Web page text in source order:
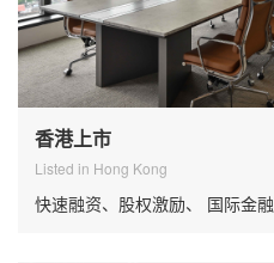
香港上市
Listed in Hong Kong
快速融资、股权激励、 国际金